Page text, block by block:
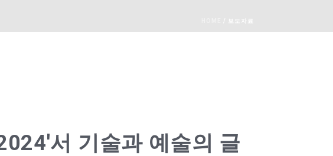
/ 보도자료
서 기술과 예술의 글